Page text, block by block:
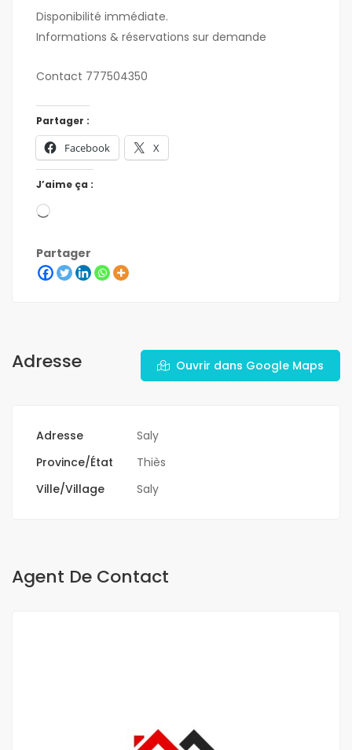
Disponibilité immédiate.
Informations & réservations sur demande
Contact 777504350
Partager :
Facebook X
J’aime ça :
Partager
Adresse Ouvrir dans Google Maps
Adresse
Saly
Province/État
Thiès
Ville/Village
Saly
Agent De Contact